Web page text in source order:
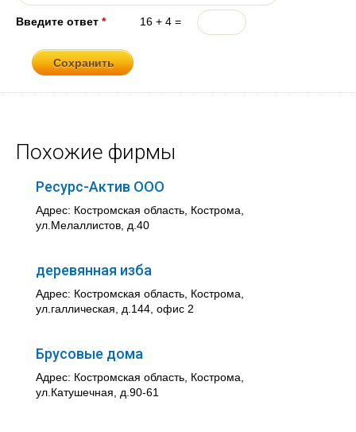
Введите ответ * 16 + 4 =
Похожие фирмы
Ресурс-Актив ООО
Адрес: Костромская область, Кострома,
ул.Мелаллистов, д.40
деревянная изба
Адрес: Костромская область, Кострома,
ул.галлическая, д.144, офис 2
Брусовые дома
Адрес: Костромская область, Кострома,
ул.Катушечная, д.90-61